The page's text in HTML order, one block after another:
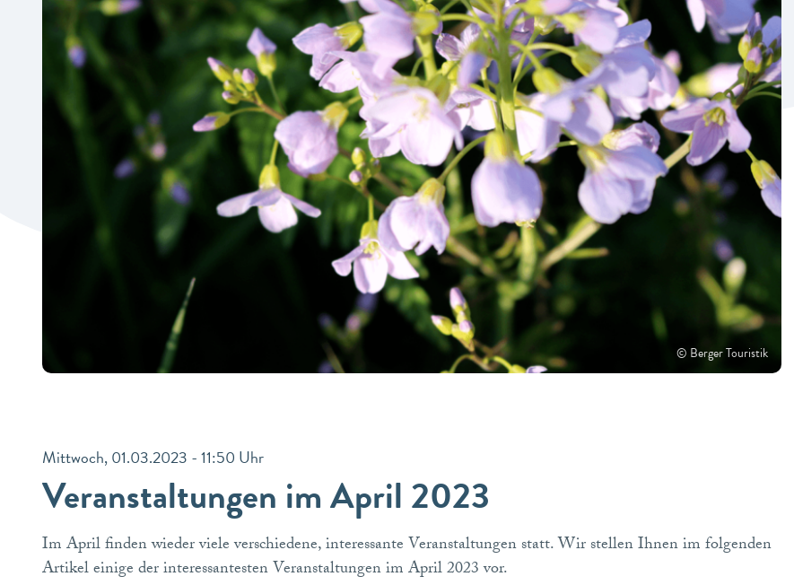
© Berger Touristik
Mittwoch, 01.03.2023 - 11:50 Uhr
Veranstaltungen im April 2023
Im April finden wieder viele verschiedene, interessante Veranstaltungen statt. Wir stellen Ihnen im folgenden
Artikel einige der interessantesten Veranstaltungen im April 2023 vor.